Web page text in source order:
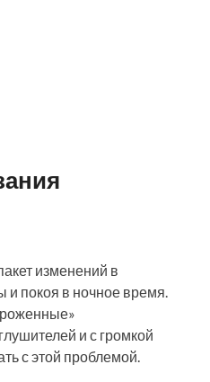
изменений в
и покоя в ночное время.
и с громкой
с этой проблемой.